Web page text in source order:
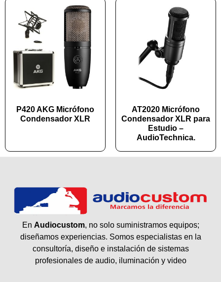
P420 AKG Micrófono
Condensador XLR
AT2020 Micrófono
Condensador XLR para
Estudio –
AudioTechnica.
En Audiocustom, no solo suministramos equipos;
diseñamos experiencias. Somos especialistas en la
consultoría, diseño e instalación de sistemas
profesionales de audio, iluminación y video